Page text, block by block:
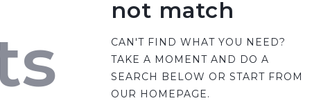
not match
CAN'T FIND WHAT YOU NEED?
TAKE A MOMENT AND DO A
SEARCH BELOW OR START FROM
OUR HOMEPAGE.